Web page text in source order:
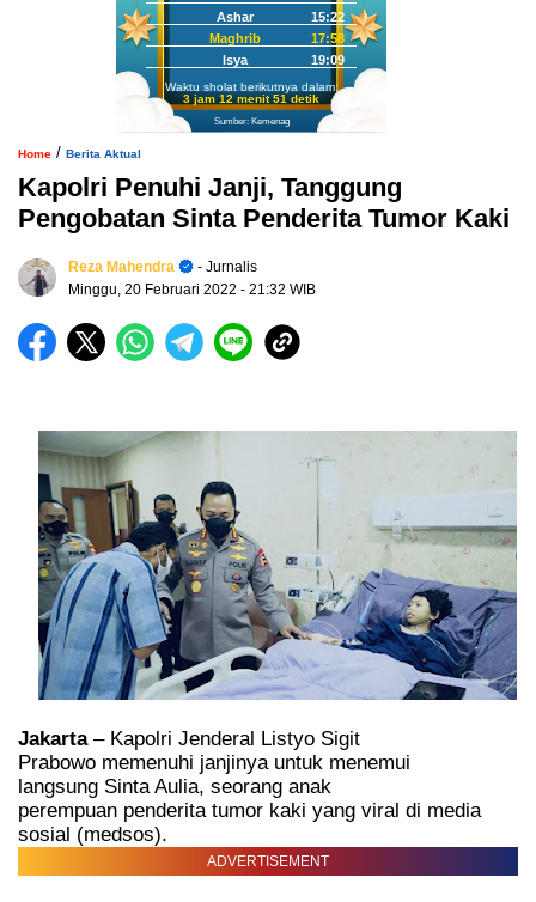
Ashar
15:22
Maghrib
17:58
Isya
19:09
Waktu sholat berikutnya dalam:
3 jam 12 menit 50 detik
Sumber: Kemenag
Home / Berita Aktual
Kapolri Penuhi Janji, Tanggung
Pengobatan Sinta Penderita Tumor Kaki
Reza Mahendra
- Jurnalis
Minggu, 20 Februari 2022 - 21:32 WIB
Jakarta– Kapolri Jenderal Listyo Sigit
Prabowo memenuhi janjinya untuk menemui
langsung Sinta Aulia, seorang anak
perempuan penderita tumor kaki yang viral di media
sosial (medsos).
ADVERTISEMENT